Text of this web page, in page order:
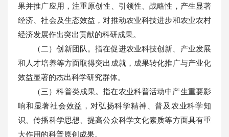
果并推广应用，注重原创性、引领性、战略性，产生显著
经济、社会及生态效益，对推动农业科技进步和农业农村
经济发展作出突出贡献的科研成果。
（二）创新团队。指在促进农业科技创新、产业发展
和人才培养等方面取得突出成就，成果转化推广与产业化
效益显著的杰出科学研究群体。
（三）科普类成果。指在农业科普活动中产生重要影
响和显著社会效益，对弘扬科学精神、普及农业科学知
识、传播科学思想、提高公众科学文化素质等方面具有重
大作用的科普原创成果。